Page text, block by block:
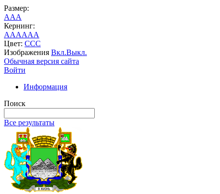
Размер:
AAA
Кернинг:
AAAAAA
Цвет: CCC
Изображения Вкл.Выкл.
Обычная версия сайта
Войти
Информация
Поиск
Все результаты